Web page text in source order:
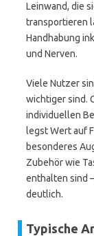
Leinwand, die
transportieren
Handhabung
und Nerven.
Viele Nutzer
wichtiger sind.
individuellen
legst Wert auf
besonderes
Zubehör wie
enthalten sind
deutlich.
Typische